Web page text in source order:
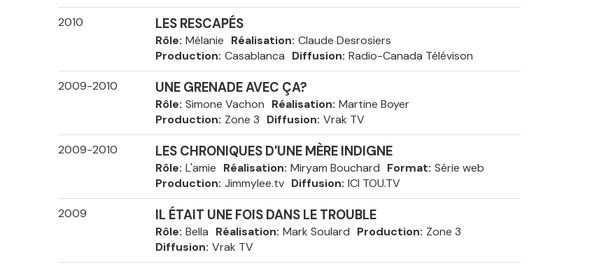
2010 LES RESCAPÉS
Rôle Mélanie Réalisation Claude Desrosiers
Production Casablanca Diffusion Radio-Canada Télévison
2009-2010 UNE GRENADE AVEC ÇA?
Rôle Simone Vachon Réalisation Martine Boyer
Production Zone 3 Diffusion Vrak TV
2009-2010 LES CHRONIQUES D'UNE MÈRE INDIGNE
Rôle L'amie Réalisation Miryam Bouchard Format Série web
Production Jimmylee.tv Diffusion ICI TOU.TV
2009 IL ÉTAIT UNE FOIS DANS LE TROUBLE
Rôle Bella Réalisation Mark Soulard Production Zone 3
Diffusion Vrak TV